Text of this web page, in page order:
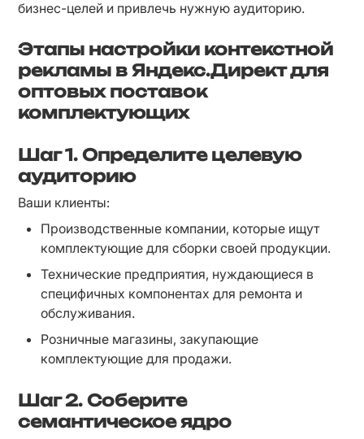
бизнес-целей и привлечь нужную аудиторию.
Этапы настройки контекстной
рекламы в Яндекс.Директ для
оптовых поставок
комплектующих
Шаг 1. Определите целевую
аудиторию
Ваши клиенты:
Производственные компании, которые ищут
комплектующие для сборки своей продукции.
Технические предприятия, нуждающиеся в
специфичных компонентах для ремонта и
обслуживания.
Розничные магазины, закупающие
комплектующие для продажи.
Шаг 2. Соберите
семантическое ядро